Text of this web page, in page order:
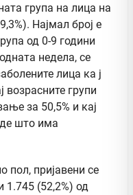
група на лица на
Најмал број е
од 0-9 години
недела, се
лица ка ј
возрасните групи
за 50,5% и кај
што има
пол, пријавени се
1.745 (52,2%) од